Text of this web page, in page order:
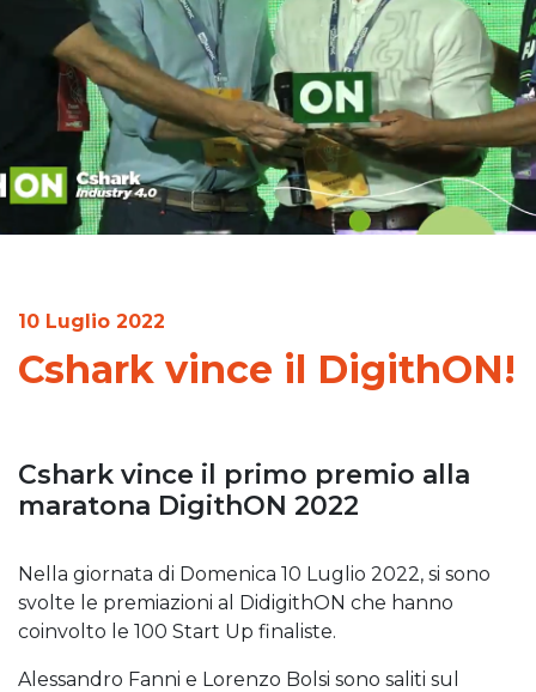
10 Luglio 2022
Cshark vince il DigithON!
Cshark vince il primo premio alla
maratona DigithON 2022
Nella giornata di Domenica 10 Luglio 2022, si sono
svolte le premiazioni al DidigithON che hanno
coinvolto le 100 Start Up finaliste.
Alessandro Fanni e Lorenzo Bolsi sono saliti sul